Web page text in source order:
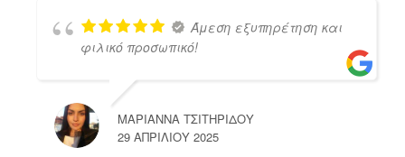
Άμεση εξυπηρέτηση και
φιλικό προσωπικό!
ΜΑΡΙΑΝΝΑ ΤΣΙΤΗΡΙΔΟΥ
29 ΑΠΡΙΛΊΟΥ 2025